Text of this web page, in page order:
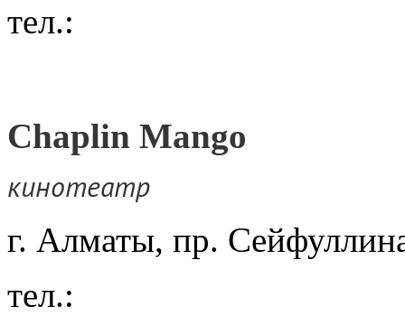
тел.:
Chaplin Mango
кинотеатр
г. Алматы, пр.
тел.: